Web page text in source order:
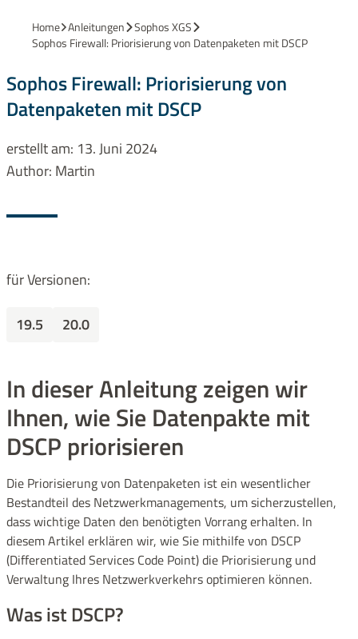
Home Anleitungen
Sophos XGS
Sophos Firewall: Priorisierung von Datenpaketen mit DSCP
Sophos Firewall: Priorisierung von
Datenpaketen mit DSCP
erstellt am: 13. Juni 2024
Author: Martin
für Versionen:
19.5 20.0
In dieser Anleitung zeigen wir
Ihnen, wie Sie Datenpakte mit
DSCP priorisieren
Die Priorisierung von Datenpaketen ist ein wesentlicher
Bestandteil des Netzwerkmanagements, um sicherzustellen,
dass wichtige Daten den benötigten Vorrang erhalten. In
diesem Artikel erklären wir, wie Sie mithilfe von DSCP
(Differentiated Services Code Point) die Priorisierung und
Verwaltung Ihres Netzwerkverkehrs optimieren können.
Was ist DSCP?